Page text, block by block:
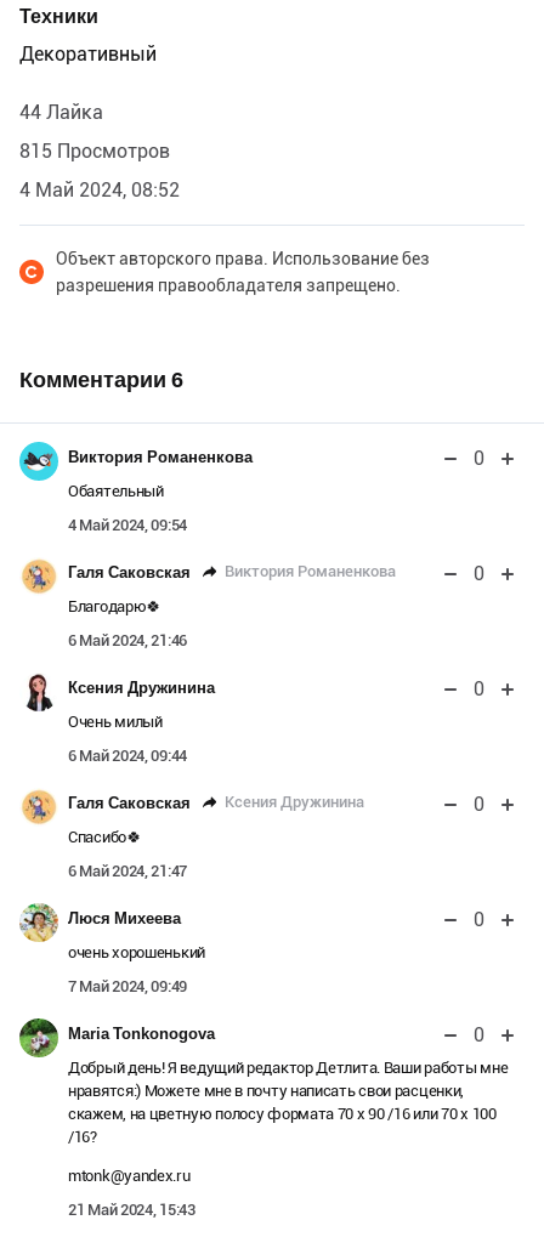
Техники
Декоративный
44 Лайка
815 Просмотров
4 Май 2024, 08:52
Объект авторского права. Использование без
разрешения правообладателя запрещено.
Комментарии 6
Виктория Романенкова 0
Обаятельный
4 Май 2024, 09:54
Галя Саковская Виктория Романенкова 0
Благодарю🍀
6 Май 2024, 21:46
Ксения Дружинина 0
Очень милый
6 Май 2024, 09:44
Галя Саковская Ксения Дружинина 0
Спасибо🍀
6 Май 2024, 21:47
Люся Михеева 0
очень хорошенький
7 Май 2024, 09:49
Maria Tonkonogova 0
Добрый день! Я ведущий редактор Детлита. Ваши работы мне
нравятся:) Можете мне в почту написать свои расценки,
скажем, на цветную полосу формата 70 х 90 /16 или 70 х 100
/16?
mtonk@yandex.ru
21 Май 2024, 15:43